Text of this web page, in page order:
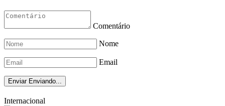
Comentário
Nome
Email
Enviar Enviando...
Internacional